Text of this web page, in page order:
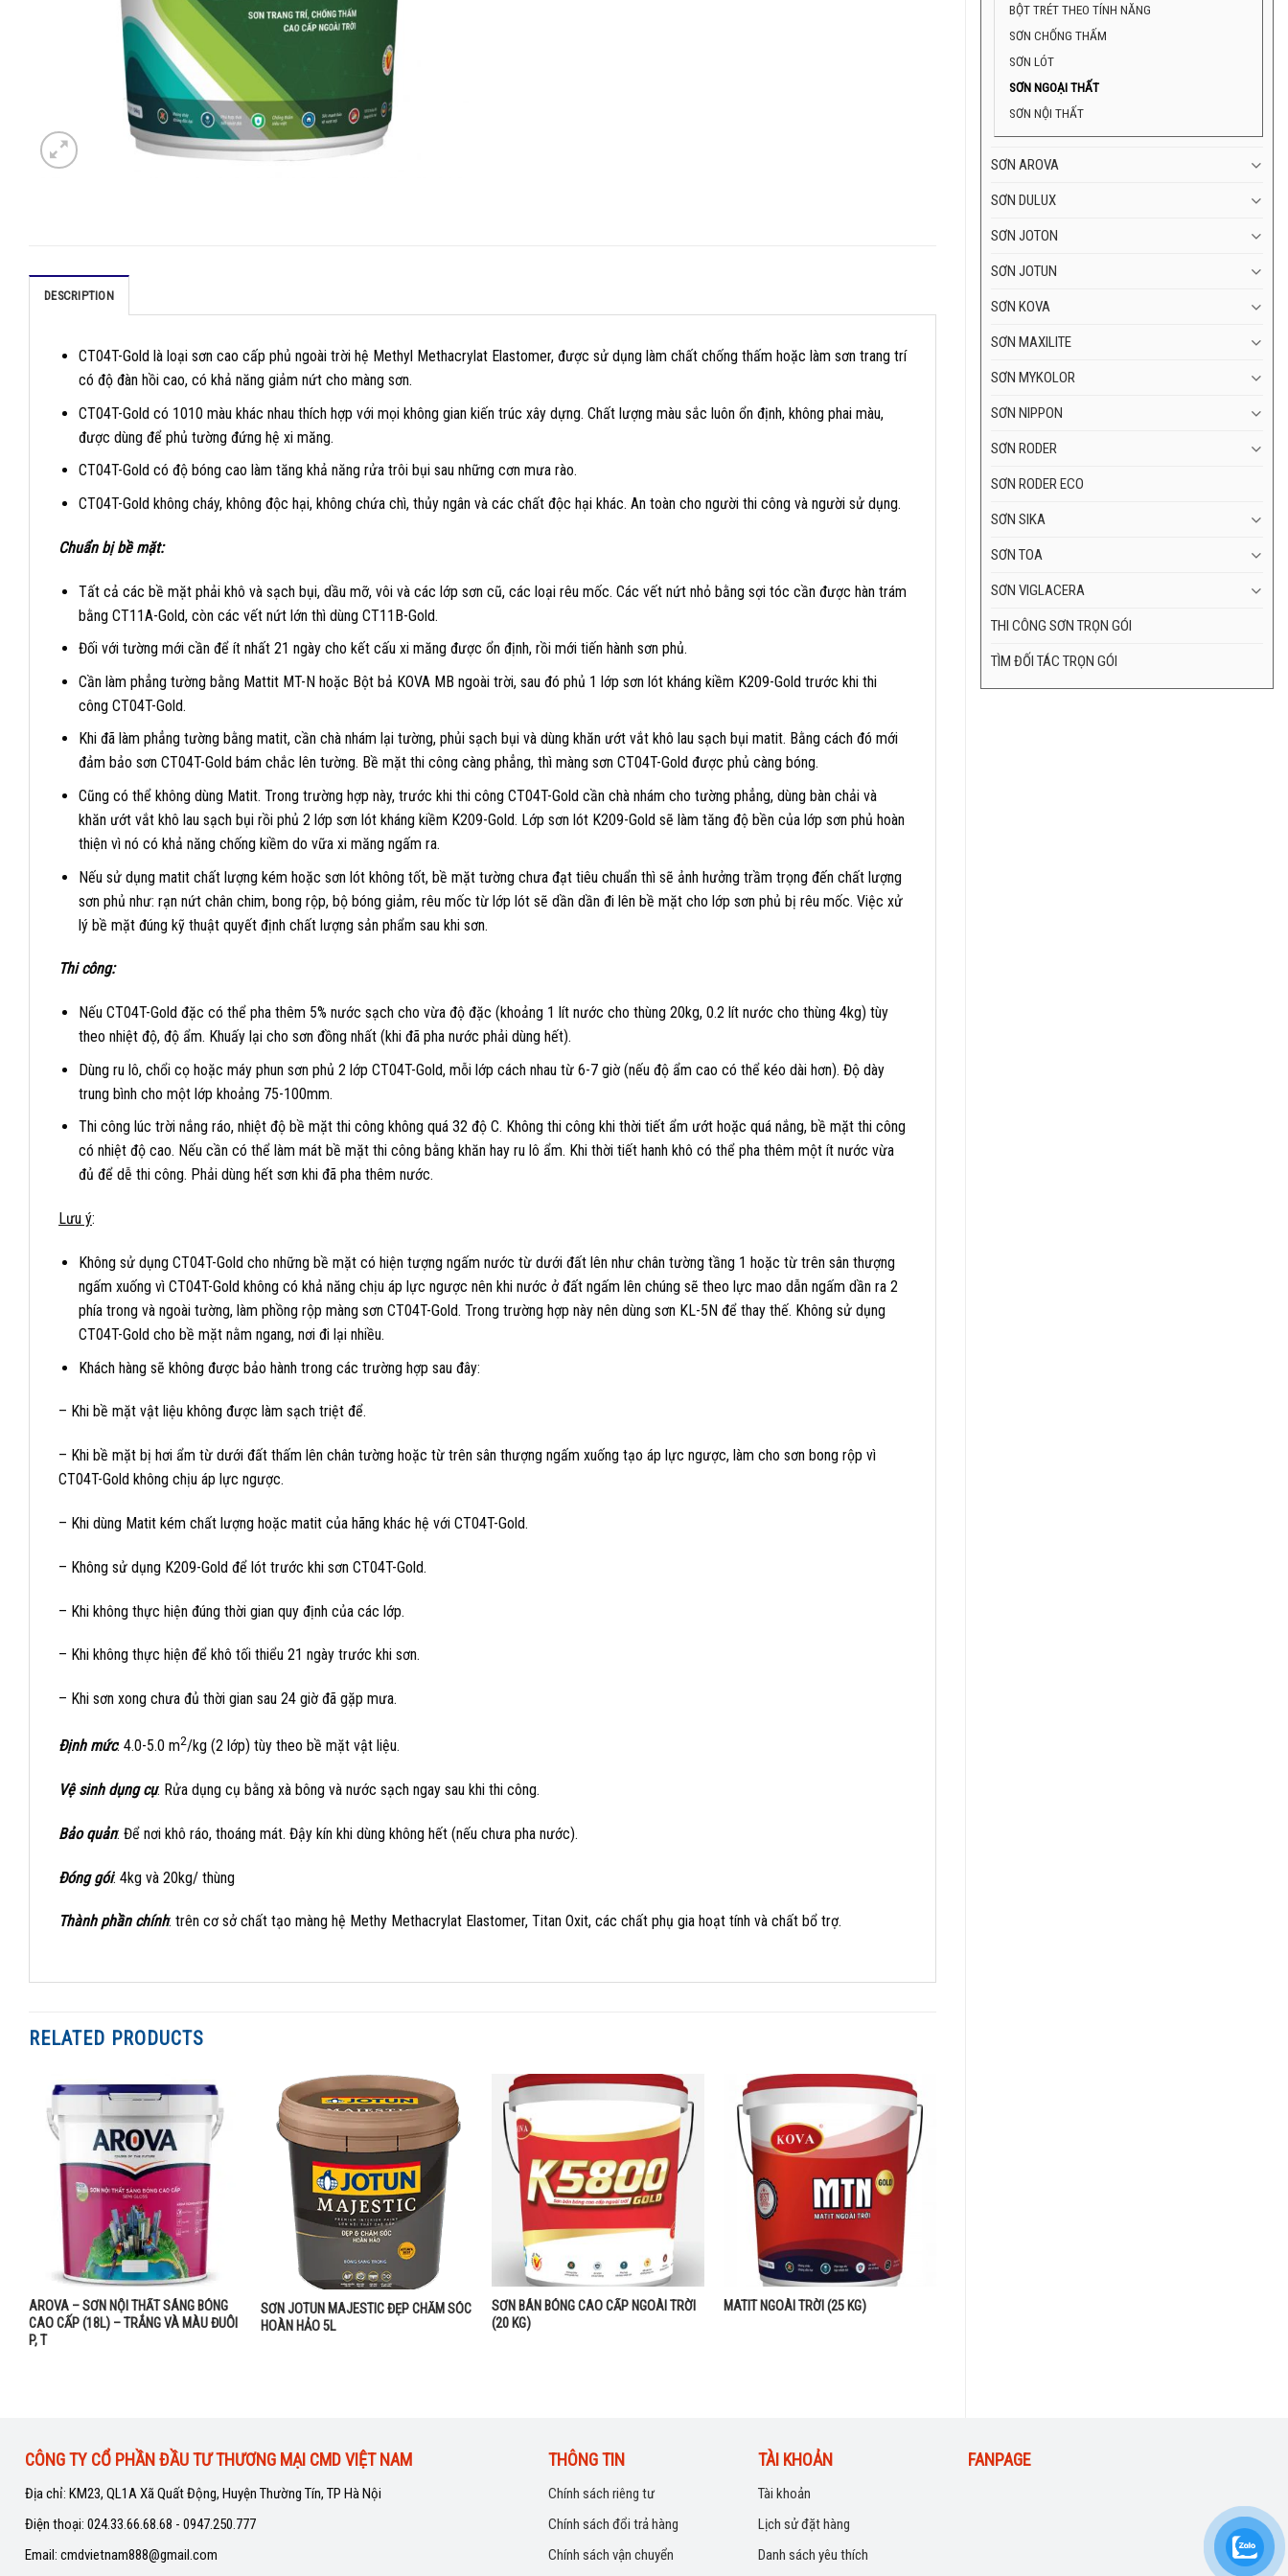
BỘT TRÉT THEO TÍNH NĂNG
SƠN CHỐNG THẤM
SƠN LÓT
SƠN NGOẠI THẤT
SƠN NỘI THẤT
SƠN AROVA
SƠN DULUX
SƠN JOTON
SƠN JOTUN
SƠN KOVA
SƠN MAXILITE
SƠN MYKOLOR
SƠN NIPPON
SƠN RODER
SƠN RODER ECO
SƠN SIKA
SƠN TOA
SƠN VIGLACERA
THI CÔNG SƠN TRỌN GÓI
TÌM ĐỐI TÁC TRỌN GÓI
DESCRIPTION
CT04T-Gold là loại sơn cao cấp phủ ngoài trời hệ Methyl Methacrylat Elastomer, được sử dụng làm chất chống thấm hoặc làm sơn trang trí
có độ đàn hồi cao, có khả năng giảm nứt cho màng sơn.
CT04T-Gold có 1010 màu khác nhau thích hợp với mọi không gian kiến trúc xây dựng. Chất lượng màu sắc luôn ổn định, không phai màu,
được dùng để phủ tường đứng hệ xi măng.
CT04T-Gold có độ bóng cao làm tăng khả năng rửa trôi bụi sau những cơn mưa rào.
CT04T-Gold không cháy, không độc hại, không chứa chì, thủy ngân và các chất độc hại khác. An toàn cho người thi công và người sử dụng.
Chuẩn bị bề mặt:
Tất cả các bề mặt phải khô và sạch bụi, dầu mỡ, vôi và các lớp sơn cũ, các loại rêu mốc. Các vết nứt nhỏ bằng sợi tóc cần được hàn trám
bằng CT11A-Gold, còn các vết nứt lớn thì dùng CT11B-Gold.
Đối với tường mới cần để ít nhất 21 ngày cho kết cấu xi măng được ổn định, rồi mới tiến hành sơn phủ.
Cần làm phẳng tường bằng Mattit MT-N hoặc Bột bả KOVA MB ngoài trời, sau đó phủ 1 lớp sơn lót kháng kiềm K209-Gold trước khi thi
công CT04T-Gold.
Khi đã làm phẳng tường bằng matit, cần chà nhám lại tường, phủi sạch bụi và dùng khăn ướt vắt khô lau sạch bụi matit. Bằng cách đó mới
đảm bảo sơn CT04T-Gold bám chắc lên tường. Bề mặt thi công càng phẳng, thì màng sơn CT04T-Gold được phủ càng bóng.
Cũng có thể không dùng Matit. Trong trường hợp này, trước khi thi công CT04T-Gold cần chà nhám cho tường phẳng, dùng bàn chải và
khăn ướt vắt khô lau sạch bụi rồi phủ 2 lớp sơn lót kháng kiềm K209-Gold. Lớp sơn lót K209-Gold sẽ làm tăng độ bền của lớp sơn phủ hoàn
thiện vì nó có khả năng chống kiềm do vữa xi măng ngấm ra.
Nếu sử dụng matit chất lượng kém hoặc sơn lót không tốt, bề mặt tường chưa đạt tiêu chuẩn thì sẽ ảnh hưởng trầm trọng đến chất lượng
sơn phủ như: rạn nứt chân chim, bong rộp, bộ bóng giảm, rêu mốc từ lớp lót sẽ dần dần đi lên bề mặt cho lớp sơn phủ bị rêu mốc. Việc xử
lý bề mặt đúng kỹ thuật quyết định chất lượng sản phẩm sau khi sơn.
Thi công:
Nếu CT04T-Gold đặc có thể pha thêm 5% nước sạch cho vừa độ đặc (khoảng 1 lít nước cho thùng 20kg, 0.2 lít nước cho thùng 4kg) tùy
theo nhiệt độ, độ ẩm. Khuấy lại cho sơn đồng nhất (khi đã pha nước phải dùng hết).
Dùng ru lô, chổi cọ hoặc máy phun sơn phủ 2 lớp CT04T-Gold, mỗi lớp cách nhau từ 6-7 giờ (nếu độ ẩm cao có thể kéo dài hơn). Độ dày
trung bình cho một lớp khoảng 75-100mm.
Thi công lúc trời nắng ráo, nhiệt độ bề mặt thi công không quá 32 độ C. Không thi công khi thời tiết ẩm ướt hoặc quá nắng, bề mặt thi công
có nhiệt độ cao. Nếu cần có thể làm mát bề mặt thi công bằng khăn hay ru lô ẩm. Khi thời tiết hanh khô có thể pha thêm một ít nước vừa
đủ để dễ thi công. Phải dùng hết sơn khi đã pha thêm nước.
Lưu ý:
Không sử dụng CT04T-Gold cho những bề mặt có hiện tượng ngấm nước từ dưới đất lên như chân tường tầng 1 hoặc từ trên sân thượng
ngấm xuống vì CT04T-Gold không có khả năng chịu áp lực ngược nên khi nước ở đất ngấm lên chúng sẽ theo lực mao dẫn ngấm dần ra 2
phía trong và ngoài tường, làm phồng rộp màng sơn CT04T-Gold. Trong trường hợp này nên dùng sơn KL-5N để thay thế. Không sử dụng
CT04T-Gold cho bề mặt nằm ngang, nơi đi lại nhiều.
Khách hàng sẽ không được bảo hành trong các trường hợp sau đây:
– Khi bề mặt vật liệu không được làm sạch triệt để.
– Khi bề mặt bị hơi ẩm từ dưới đất thấm lên chân tường hoặc từ trên sân thượng ngấm xuống tạo áp lực ngược, làm cho sơn bong rộp vì
CT04T-Gold không chịu áp lực ngược.
– Khi dùng Matit kém chất lượng hoặc matit của hãng khác hệ với CT04T-Gold.
– Không sử dụng K209-Gold để lót trước khi sơn CT04T-Gold.
– Khi không thực hiện đúng thời gian quy định của các lớp.
– Khi không thực hiện để khô tối thiểu 21 ngày trước khi sơn.
– Khi sơn xong chưa đủ thời gian sau 24 giờ đã gặp mưa.
Định mức: 4.0-5.0 m2/kg (2 lớp) tùy theo bề mặt vật liệu.
Vệ sinh dụng cụ: Rửa dụng cụ bằng xà bông và nước sạch ngay sau khi thi công.
Bảo quản: Để nơi khô ráo, thoáng mát. Đậy kín khi dùng không hết (nếu chưa pha nước).
Đóng gói: 4kg và 20kg/ thùng
Thành phần chính: trên cơ sở chất tạo màng hệ Methy Methacrylat Elastomer, Titan Oxit, các chất phụ gia hoạt tính và chất bổ trợ.
RELATED PRODUCTS
AROVA – SƠN NỘI THẤT SÁNG BÓNG
CAO CẤP (18L) – TRẮNG VÀ MÀU ĐUÔI
P, T
SƠN JOTUN MAJESTIC ĐẸP CHĂM SÓC
HOÀN HẢO 5L
SƠN BÁN BÓNG CAO CẤP NGOÀI TRỜI
(20 KG)
MATIT NGOÀI TRỜI (25 KG)
CÔNG TY CỔ PHẦN ĐẦU TƯ THƯƠNG MẠI CMD VIỆT NAM
Địa chỉ: KM23, QL1A Xã Quất Động, Huyện Thường Tín, TP Hà Nội
Điện thoại: 024.33.66.68.68 - 0947.250.777
Email: cmdvietnam888@gmail.com
THÔNG TIN
Chính sách riêng tư
Chính sách đổi trả hàng
Chính sách vận chuyển
TÀI KHOẢN
Tài khoản
Lịch sử đặt hàng
Danh sách yêu thích
FANPAGE